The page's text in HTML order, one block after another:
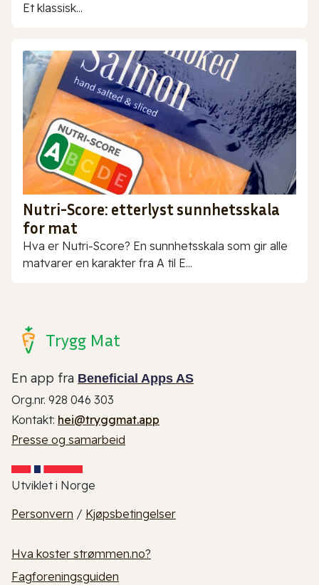
Et klassisk...
Nutri-Score: etterlyst sunnhetsskala
for mat
Hva er Nutri-Score? En sunnhetsskala som gir alle
matvarer en karakter fra A til E...
Trygg Mat
En app fra Beneficial Apps AS
Org.nr. 928 046 303
Kontakt: hei@tryggmat.app
Presse og samarbeid
Utviklet i Norge
Personvern / Kjøpsbetingelser
Hva koster strømmen.no?
Fagforeningsguiden